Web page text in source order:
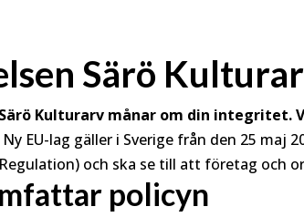
Särö
Kulturarv månar om din
Ny EU-lag gäller i Sverige från den 25 maj
och ska se till att företag och
policyn